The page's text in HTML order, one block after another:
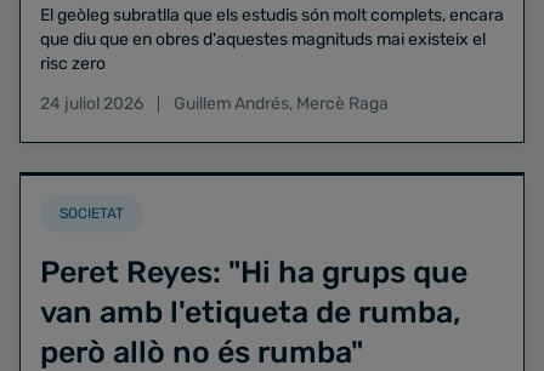
El geòleg subratlla que els estudis són molt complets, encara
que diu que en obres d'aquestes magnituds mai existeix el
risc zero
24 juliol 2026
Guillem Andrés, Mercè Raga
SOCIETAT
Peret Reyes: "Hi ha grups que
van amb l'etiqueta de rumba,
però allò no és rumba"